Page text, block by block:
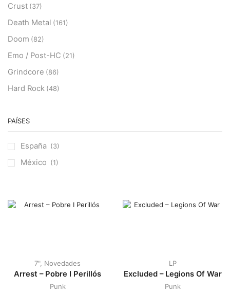
Crust (37)
Death Metal (161)
Doom (82)
Emo / Post-HC (21)
Grindcore (86)
Hard Rock (48)
Heavy Metal
Stoner (22)
PAÍSES
España (3)
México (1)
7", Novedades
Arrest – Pobre I Perillós
Punk
LP
Excluded – Legions Of War
Punk